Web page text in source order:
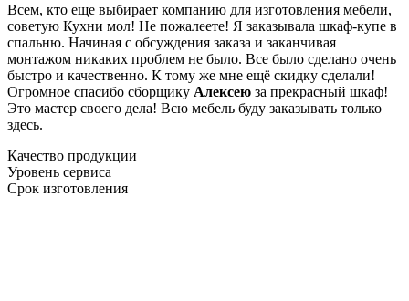
Всем, кто еще выбирает компанию для изготовления мебели,
советую Кухни мол! Не пожалеете! Я заказывала шкаф-купе в
спальню. Начиная с обсуждения заказа и заканчивая
монтажом никаких проблем не было. Все было сделано очень
быстро и качественно. К тому же мне ещё скидку сделали!
Огромное спасибо сборщику Алексею за прекрасный шкаф!
Это мастер своего дела! Всю мебель буду заказывать только
здесь.
Качество продукции
Уровень сервиса
Срок изготовления